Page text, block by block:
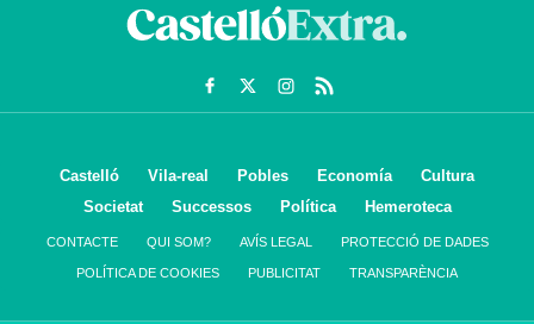
Castelló Vila-real Pobles Economía
Cultura
Societat
Successos Política Hemeroteca
CONTACTE QUI SOM? AVÍS LEGAL PROTECCIÓ DE DADES
POLÍTICA DE COOKIES PUBLICITAT TRANSPARÈNCIA